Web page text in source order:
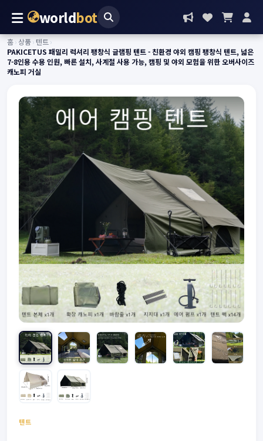
worldbot
홈›상품›텐트 ›
PAKICETUS 패밀리 럭셔리 팽창식 글램핑 텐트 - 친환경 야외 캠핑 팽창식 텐트, 넓은
7-8인용 수용 인원, 빠른 설치, 사계절 사용 가능, 캠핑 및 야외 모험을 위한 오버사이즈
캐노피 거실
텐트